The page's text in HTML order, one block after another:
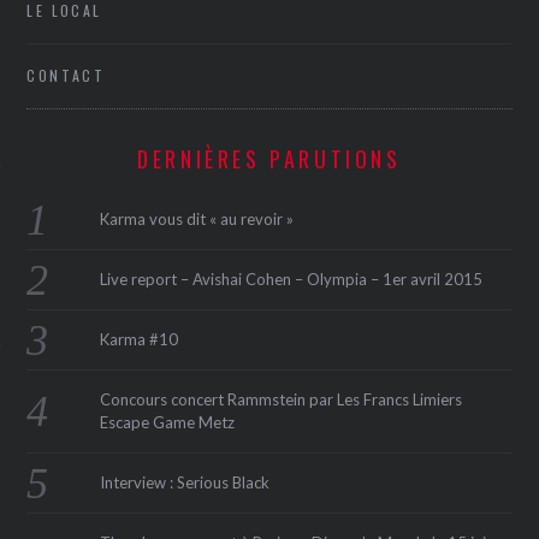
SOCIAUX
LE LOCAL
CONTACT
DERNIÈRES PARUTIONS
Karma vous dit « au revoir »
Live report – Avishai Cohen – Olympia – 1er avril 2015
Karma #10
Concours concert Rammstein par Les Francs Limiers
Escape Game Metz
Interview : Serious Black